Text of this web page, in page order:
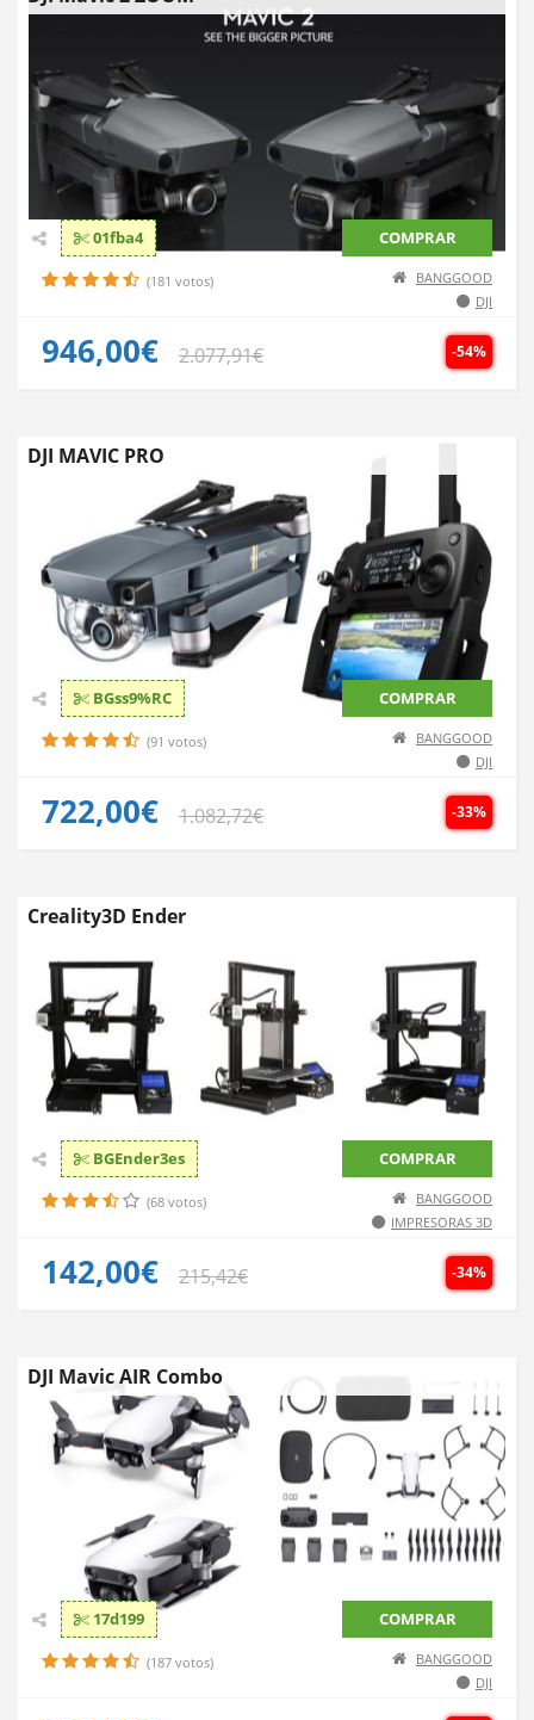
01fba4 COMPRAR
(181 votos)
BANGGOOD
DJI
-54%
946,00€ 2.077,91€
DJI MAVIC PRO
BGss9%RC COMPRAR
(91 votos)
BANGGOOD
DJI
-33%
722,00€ 1.082,72€
Creality3D Ender
BGEnder3es COMPRAR
(68 votos)
BANGGOOD
IMPRESORAS 3D
-34%
142,00€ 215,42€
DJI Mavic AIR Combo
17d199 COMPRAR
(187 votos)
BANGGOOD
DJI